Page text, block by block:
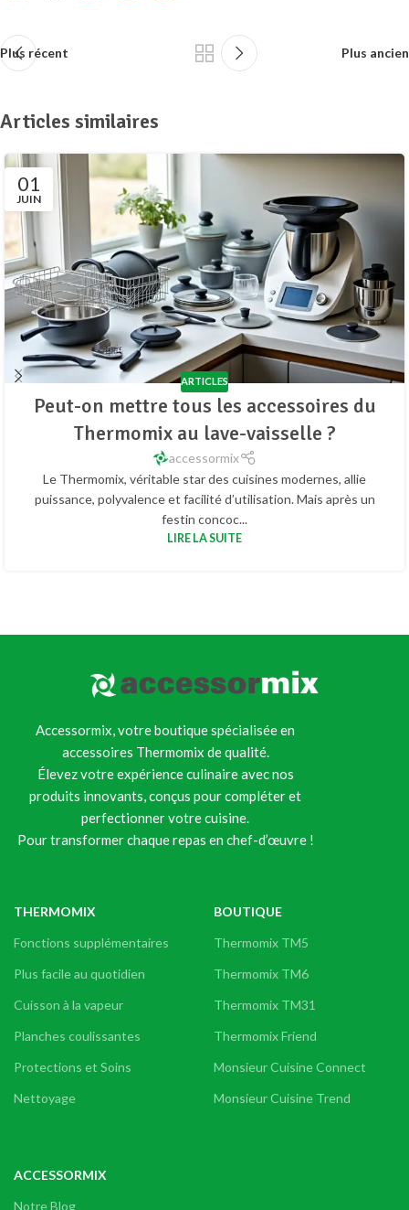
Plus récent Plus ancien
Articles similaires
01
JUIN
ARTICLES
Peut-on mettre tous les accessoires du
Thermomix au lave-vaisselle ?
accessormix
Le Thermomix, véritable star des cuisines modernes, allie
puissance, polyvalence et facilité d’utilisation. Mais après un
festin concoc...
LIRE LA SUITE
Accessormix, votre boutique spécialisée en
accessoires Thermomix de qualité.
Élevez votre expérience culinaire avec nos
produits innovants, conçus pour compléter et
perfectionner votre cuisine.
Pour transformer chaque repas en chef-d’œuvre !
THERMOMIX
Fonctions supplémentaires
Plus facile au quotidien
Cuisson à la vapeur
Planches coulissantes
Protections et Soins
Nettoyage
BOUTIQUE
Thermomix TM5
Thermomix TM6
Thermomix TM31
Thermomix Friend
Monsieur Cuisine Connect
Monsieur Cuisine Trend
ACCESSORMIX
Notre Blog